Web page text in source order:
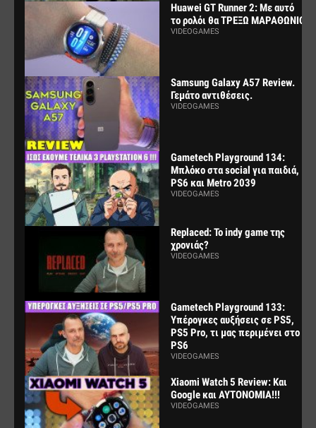
Huawei GT Runner 2: Με αυτό
το ρολόι θα ΤΡΕΞΩ ΜΑΡΑΘΩΝΙΟ
VIDEOGAMES
Samsung Galaxy A57 Review.
Γεμάτο αντιθέσεις.
VIDEOGAMES
Gametech Playground 134:
Μπλόκο στα social για παιδιά,
PS6 και Metro 2039
VIDEOGAMES
Replaced: Το indy game της
χρονιάς?
VIDEOGAMES
Gametech Playground 133:
Υπέρογκες αυξήσεις σε PS5,
PS5 Pro, τι μας περιμένει στο
PS6
VIDEOGAMES
Xiaomi Watch 5 Review: Και
Google και ΑΥΤΟΝΟΜΙΑ!!!
VIDEOGAMES